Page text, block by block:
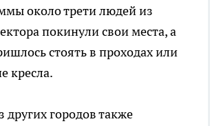
около трети людей из
покинули свои места, а
стоять в проходах или
кресла.
городов также